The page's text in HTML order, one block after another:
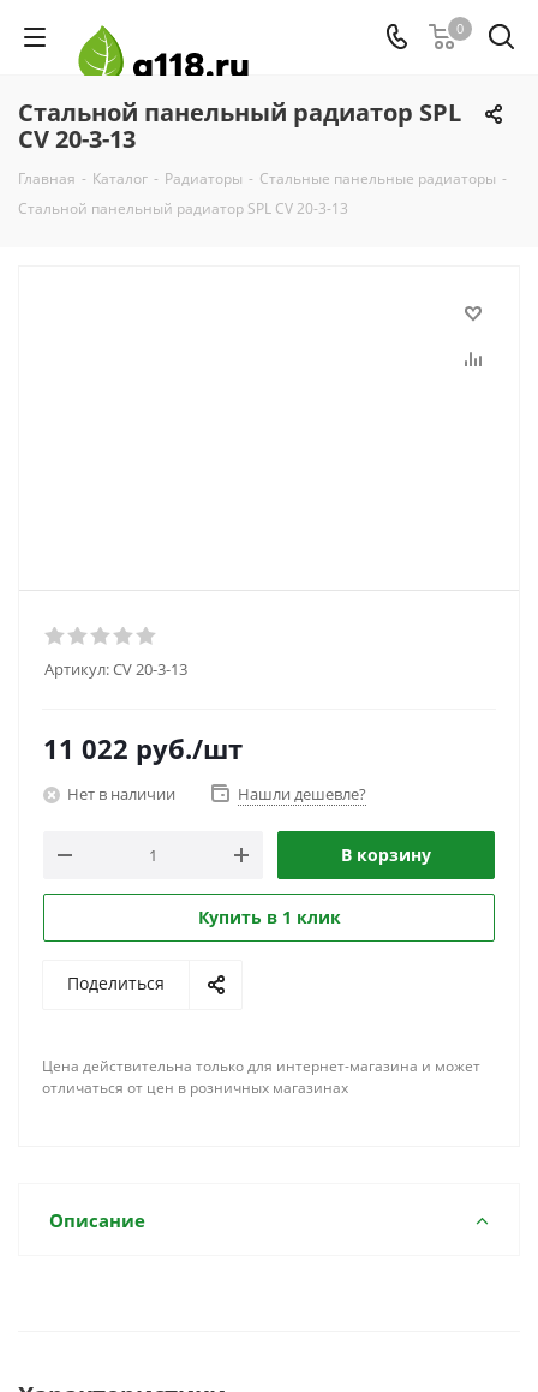
0
Стальной панельный радиатор SPL
CV 20-3-13
Главная - Каталог - Радиаторы - Стальные панельные радиаторы -
Стальной панельный радиатор SPL CV 20-3-13
Артикул:CV 20-3-13
11 022 руб./шт
Нет в наличии Нашли дешевле?
В корзину
Купить в 1 клик
Поделиться
Цена действительна только для интернет-магазина и может
отличаться от цен в розничных магазинах
Описание